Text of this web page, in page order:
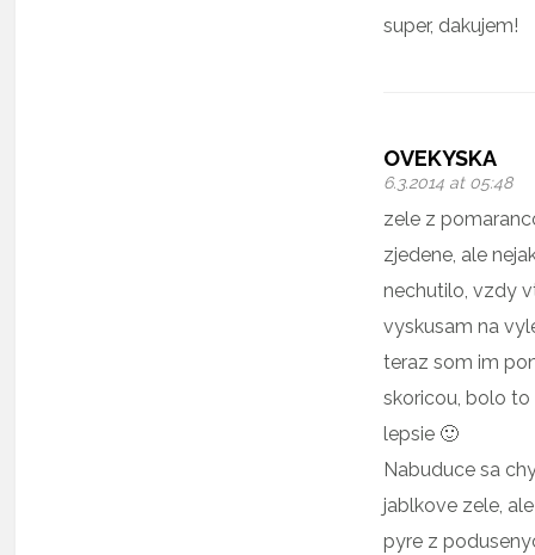
super, dakujem!
OVEKYSKA
6.3.2014 at 05:48
zele z
zjedene, ale
nechutilo, vzdy
vyskusam na
teraz som im
skoricou, bolo
lepsie 🙂
Nabuduce sa
jablkove zele,
pyre z